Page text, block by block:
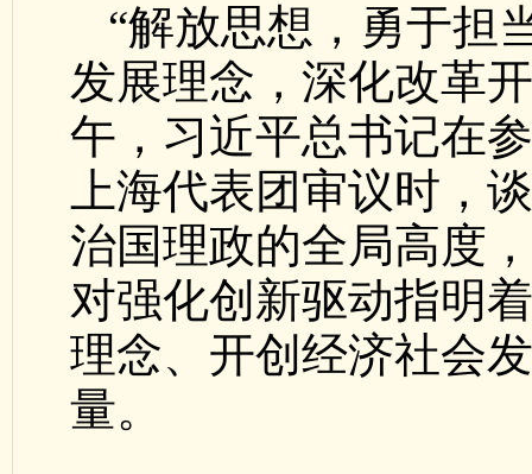
“解放思想，勇于担
发展理念，深化改革
午，习近平总书记在
上海代表团审议时，
治国理政的全局高度
对强化创新驱动指明
理念、开创经济社会
量。